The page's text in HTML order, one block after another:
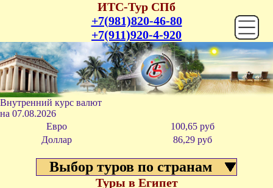
ИТС-Тур СПб
+7(981)820-46-80
+7(911)920-4-920
Внутренний курс валют
на 07.08.2026
Евро
100,65 руб
Доллар
86,29 руб
Выбор туров по странам
Туры в Египет